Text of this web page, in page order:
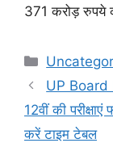
371 करोड़ रुपये
UP Board
12वीं की
करें टाइम टेबल